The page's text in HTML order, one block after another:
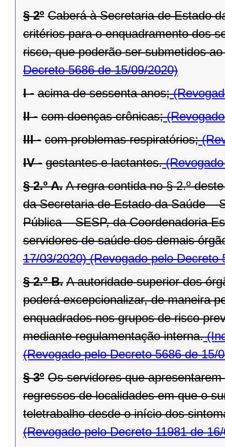
§ 2º Caberá à Secretaria de Estado
critérios para o enquadramento dos
risco, que poderão ser submetidos
Decreto 5686 de 15/09/2020)
I - acima de sessenta anos;
II - com doenças crônicas;
III - com problemas respiratórios;
IV - gestantes e lactantes.(Revogado
§ 2.º A. A regra contida no § 2.º
da Secretaria de Estado da Saúde –
Pública – SESP, da Coordenadoria
servidores de saúde dos demais
17/03/2020)(Revogado pelo Decreto
§ 2.º B. A autoridade superior dos
poderá excepcionalizar, de maneira
enquadrados nos grupos de risco
mediante regulamentação interna.
(Revogado pelo Decreto 5686 de 15/
§ 3º Os servidores que
regressos de localidades em que o
teletrabalho desde o início dos
(Revogado pelo Decreto 11981 de